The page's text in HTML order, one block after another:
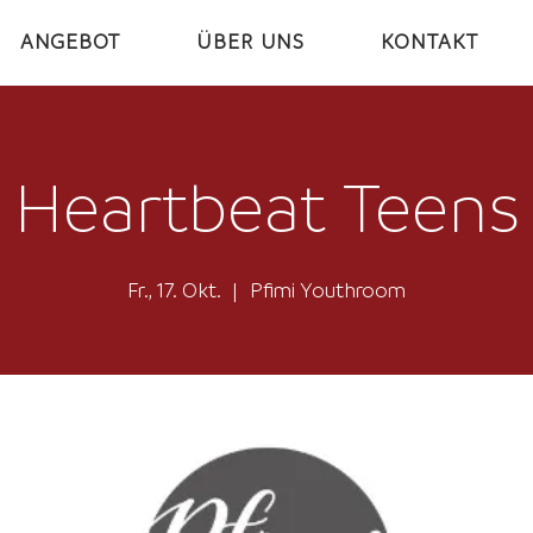
ANGEBOT ÜBER UNS KONTAKT
Heartbeat Teens
Fr., 17. Okt.
  |
Pfimi Youthroom